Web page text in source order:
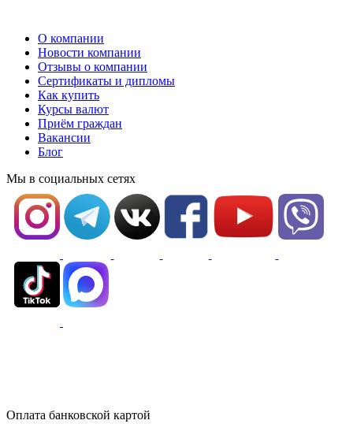
О компании
Новости компании
Отзывы о компании
Сертификаты и дипломы
Как купить
Курсы валют
Приём граждан
Вакансии
Блог
Мы в социальных сетях
Оплата банковской картой